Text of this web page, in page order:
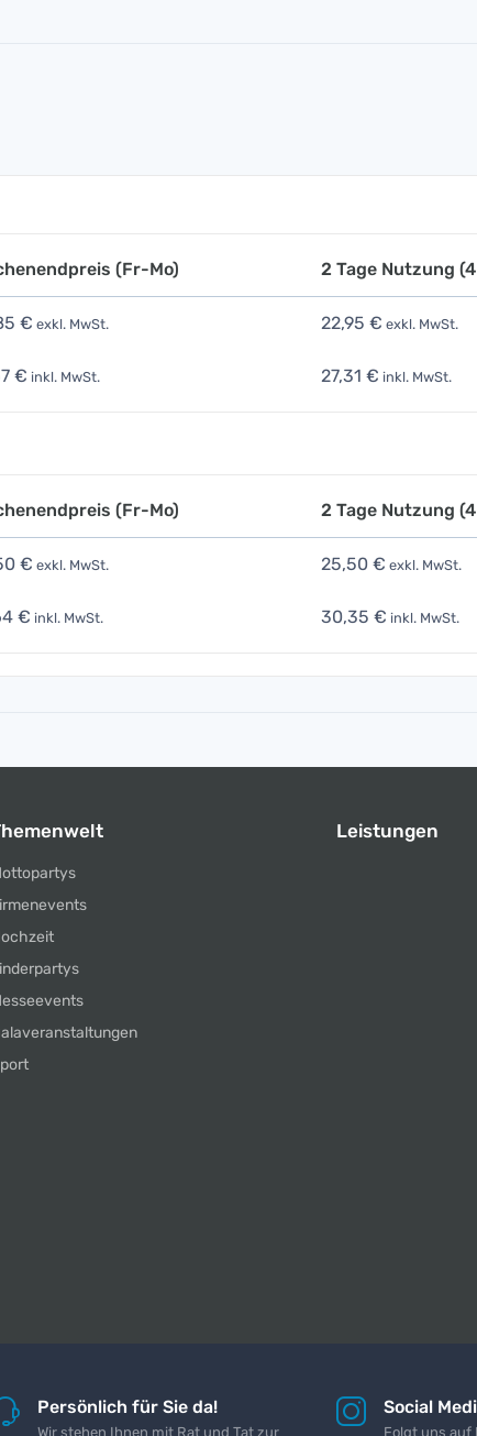
(Fr-Mo) 2 Tage Nutzung (4
€ exkl. MwSt. 22,95 € exkl. MwSt.
€ inkl. MwSt. 27,31 € inkl. MwSt.
(Fr-Mo) 2 Tage Nutzung (4
€ exkl. MwSt. 25,50 € exkl. MwSt.
€ inkl. MwSt. 30,35 € inkl. MwSt.
Leistungen
Persönlich für Sie da!
Wir stehen Ihnen mit Rat und Tat zur
Social
Folgt uns auf